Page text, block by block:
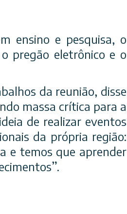
ensino e pesquisa, o
pregão eletrônico e o
da reunião, disse
massa crítica para a
de realizar eventos
da própria região:
e temos que aprender